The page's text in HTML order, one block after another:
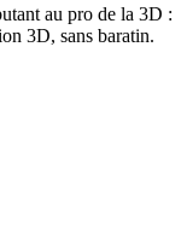
au pro de la 3D :
3D, sans baratin.